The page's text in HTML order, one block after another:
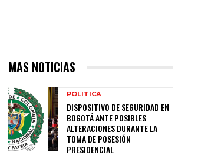
MAS NOTICIAS
POLITICA
DISPOSITIVO DE SEGURIDAD EN
BOGOTÁ ANTE POSIBLES
ALTERACIONES DURANTE LA
TOMA DE POSESIÓN
PRESIDENCIAL